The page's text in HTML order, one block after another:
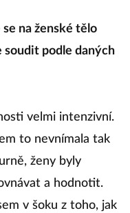
na ženské tělo
soudit podle daných
velmi intenzivní.
to nevnímala tak
ženy byly
a hodnotit.
v šoku z toho, jak